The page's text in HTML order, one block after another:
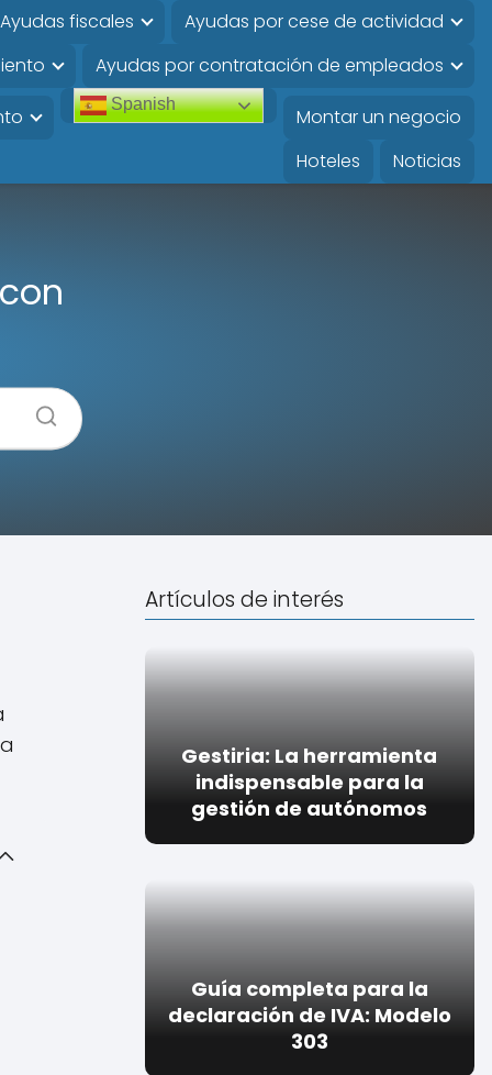
Ayudas fiscales
Ayudas por cese de actividad
Ayudas por contratación de empleados
Spanish
Montar un negocio
Hoteles
Noticias
Artículos de interés
Gestiria: La herramienta
indispensable para la
gestión de autónomos
Guía completa para la
declaración de IVA: Modelo
303